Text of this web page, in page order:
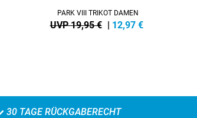
PARK VIII TRIKOT DAMEN
UVP 19,95 € | 12,97 €
30 TAGE RÜCKGABERECHT